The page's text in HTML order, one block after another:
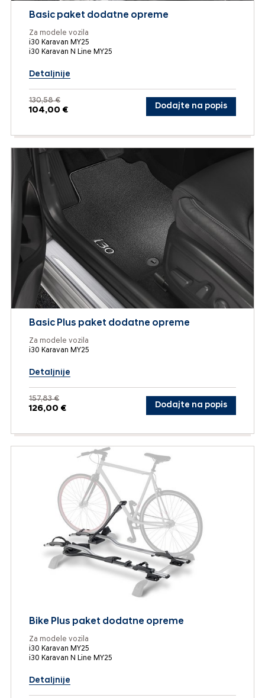
Basic paket dodatne opreme
Za modele vozila
i30 Karavan MY25
i30 Karavan N Line MY25
Detaljnije
130,58 €
104,00 € Dodajte na popis
Basic Plus paket dodatne opreme
Za modele vozila
i30 Karavan MY25
Detaljnije
157,83 €
126,00 € Dodajte na popis
Bike Plus paket dodatne opreme
Za modele vozila
i30 Karavan MY25
i30 Karavan N Line MY25
Detaljnije